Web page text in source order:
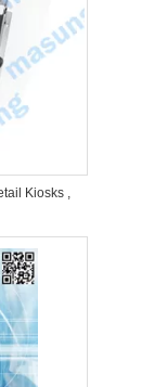
Kiosks ,